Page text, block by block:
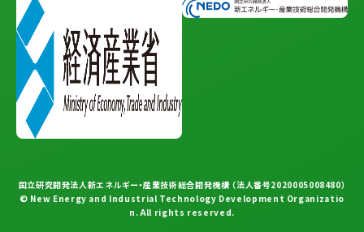
国立研究開発法人新エネルギー・産業技術総合開発機構 （法人番号2020005008480）
© New Energy and Industrial Technology Development Organizatio
n. All rights reserved.